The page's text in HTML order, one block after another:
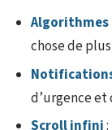
Algorithmes
chose de
d’urgence
Scroll infini